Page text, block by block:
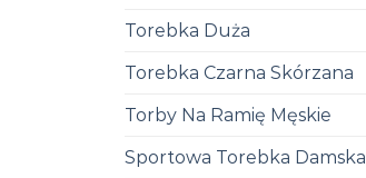
Torebka Duża
Torebka Czarna Skórzana
Torby Na Ramię Męskie
Sportowa Torebka Damska